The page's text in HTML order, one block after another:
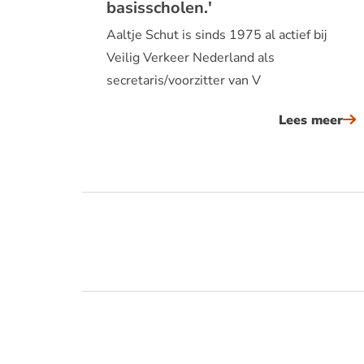
basisscholen.'
Aaltje Schut is sinds 1975 al actief bij
Veilig Verkeer Nederland als
secretaris/voorzitter van V
Lees meerover